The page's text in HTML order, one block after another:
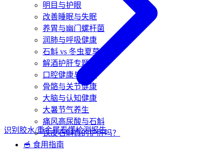
明目与护眼
改善睡眠与失眠
养胃与幽门螺杆菌
润肺与呼吸健康
石斛 vs 冬虫夏草
解酒护肝专题
口腔健康与生津
骨骼与关节健康
大脑与认知健康
大暑节气养生
痛风高尿酸与石斛
铁皮石斛真的护肝吗？
🥣 食用指南
识别胶水/重金属看懂检测报告